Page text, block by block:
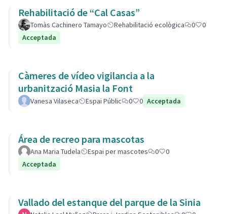
Rehabilitació de “Cal Casas”
Tomàs Cachinero Tamayo Rehabilitació ecològica 0
0
Acceptada
Càmeres de vídeo vigilancia a la
urbanització Masia la Font
Vanesa Vilaseca Espai Públic 0 0 Acceptada
Área de recreo para mascotas
Ana Maria Tudela Espai per mascotes 0
0
Acceptada
Vallado del estanque del parque de la Sinia